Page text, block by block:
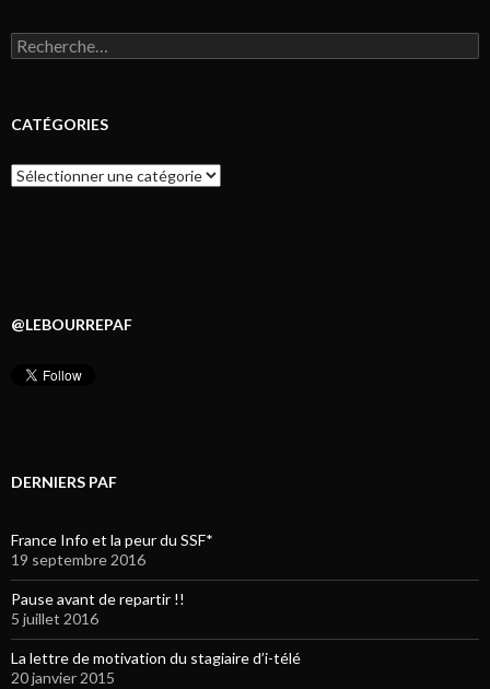
Rechercher :
CATÉGORIES
Catégories
@LEBOURREPAF
DERNIERS PAF
France Info et la peur du SSF*
19 septembre 2016
Pause avant de repartir !!
5 juillet 2016
La lettre de motivation du stagiaire d’i-télé
20 janvier 2015